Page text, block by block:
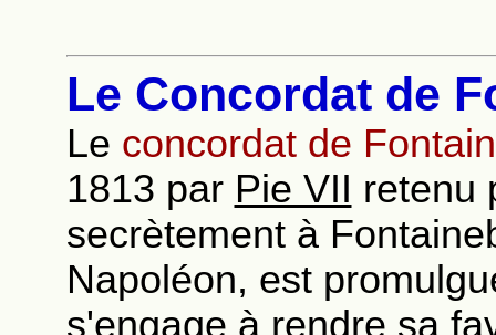
Le Concordat de
Le concordat de
1813 par Pie VII retenu
secrètement à
Napoléon, est
s'engage à rendre sa